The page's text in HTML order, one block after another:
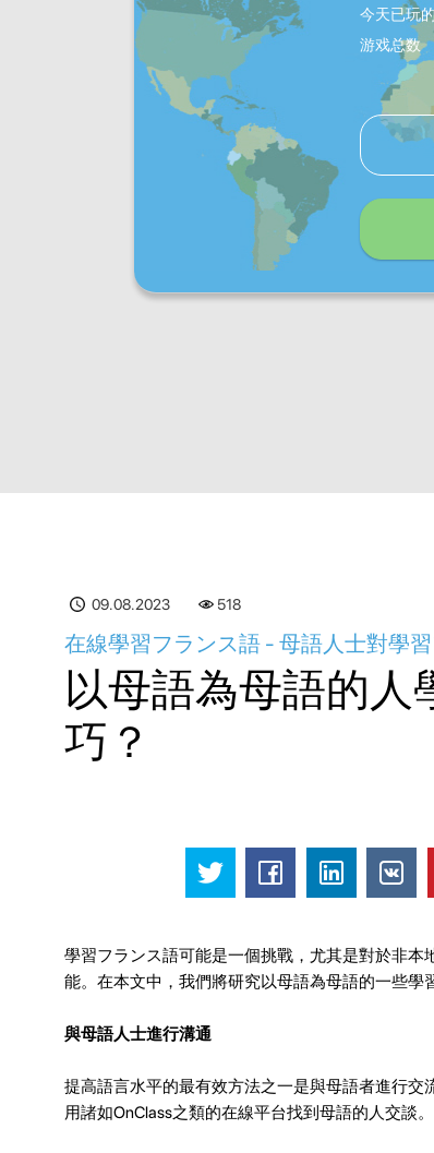
今天已玩
游戏总数
09.08.2023 518
在線學習フランス語 - 母語人士對學
以母語為母語的
巧？
學習フランス語可能是一個挑戰，尤其是對於非
能。在本文中，我們將研究以母語為母語的一些學
與母語人士進行溝通
提高語言水平的最有效方法之一是與母語者進行
用諸如OnClass之類的在線平台找到母語的人交談。